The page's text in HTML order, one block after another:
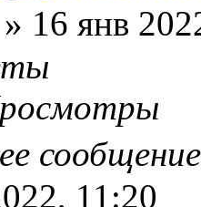
» 16 янв
11:20